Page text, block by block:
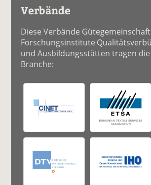
Verbände
Diese Verbände
Forschungsinstitute
und Ausbildungsstätten tragen die
Branche: